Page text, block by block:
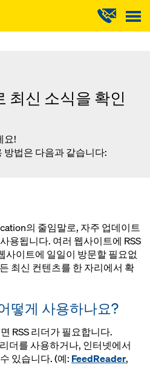
최신 소식을 확인
요!
방법은 다음과 같습니다:
의 줄임말로, 자주 업데이트
용됩니다. 여러 웹사이트에 RSS
사이트에 일일이 방문할 필요없
최신 컨텐츠를 한 자리에서 확
떻게 사용하나요?
RSS 리더가 필요합니다.
더를 사용하거나, 인터넷에서
있습니다. (예: FeedReader,